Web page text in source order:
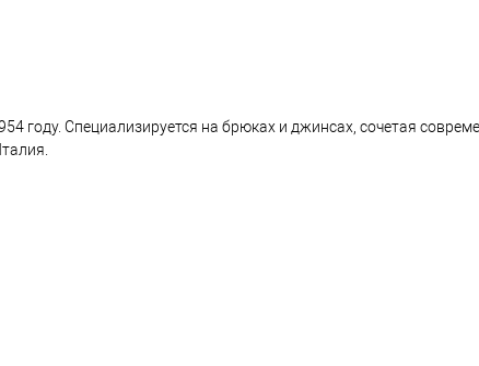
году. Специализируется на брюках и джинсах, сочетая